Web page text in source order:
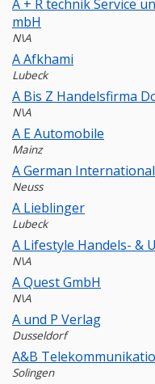
A + R technik Service
mbH
N\A
A Afkhami
Lubeck
A Bis Z Handelsfirma
N\A
A E Automobile
Mainz
A German
Neuss
A Lieblinger
Lubeck
A Lifestyle Handels- &
N\A
A Quest GmbH
N\A
A und P Verlag
Dusseldorf
A&B
Solingen